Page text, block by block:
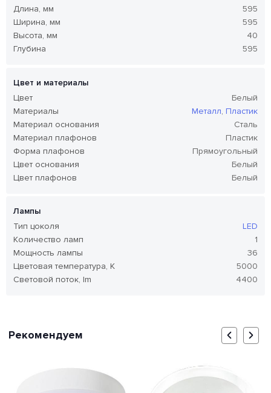
Длина, мм
595
Ширина, мм
595
Высота, мм
40
Глубина
595
Цвет и материалы
Цвет
Белый
Материалы
Металл, Пластик
Материал основания
Сталь
Материал плафонов
Пластик
Форма плафонов
Прямоугольный
Цвет основания
Белый
Цвет плафонов
Белый
Лампы
Тип цоколя
LED
Количество ламп
1
Мощность лампы
36
Цветовая температура, K
5000
Световой поток, lm
4400
Рекомендуем